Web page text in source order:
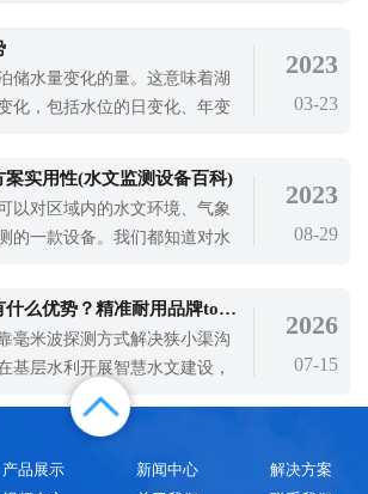
因为元件的存在而引发电火花
以放心使用。而化工自动气象
助用户应对各种突发
储水量变化的量。这意味着湖
化，包括水位的日变化、年变
水位对生态环境的影响很大，
研究水文变化有很大的影响，
进行水位监测很重要
2023
03-23
实用性(水文监测设备百科)
以对区域内的水文环境、气象
的一款设备。我们都知道对水
的变化，特别是湿度的变化，
雾的增加和库区降水的变化;库
到显著影响;地下水
2023
08-29
平板雷达水位计有什么优势？精准耐用品牌top1推荐！
毫米波探测方式解决狭小渠沟
基层水利开展智慧水文建设，
暗渠内部空间狭小，喇叭式雷
装位置，投入式传感器长期浸
搭配毫米波雷达测距技术，适
2026
07-15
产品展示 新闻中心
解决方案